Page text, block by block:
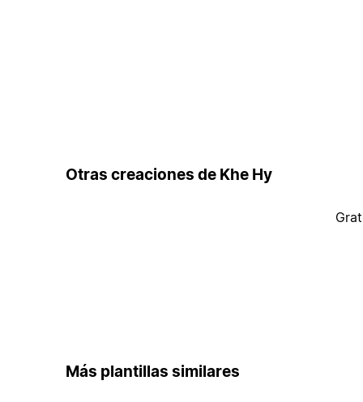
Otras creaciones de Khe Hy
Más plantillas similares